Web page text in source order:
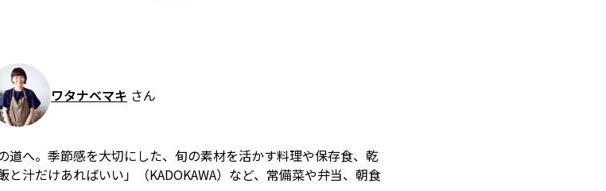
ワタナベマキ さん
道へ。季節感を大切にした、旬の素材を活かす料理や保存食、乾
汁だけあればいい」（KADOKAWA）など、常備菜や弁当、朝食